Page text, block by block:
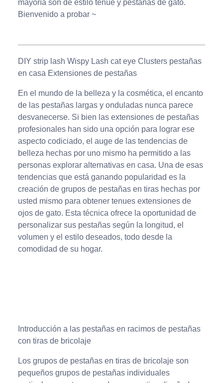
mayoría son de estilo tenue y pestañas de gato.
Bienvenido a probar ~
DIY strip lash Wispy Lash cat eye Clusters pestañas
en casa Extensiones de pestañas
En el mundo de la belleza y la cosmética, el encanto
de las pestañas largas y onduladas nunca parece
desvanecerse. Si bien las extensiones de pestañas
profesionales han sido una opción para lograr ese
aspecto codiciado, el auge de las tendencias de
belleza hechas por uno mismo ha permitido a las
personas explorar alternativas en casa. Una de esas
tendencias que está ganando popularidad es la
creación de grupos de pestañas en tiras hechas por
usted mismo para obtener tenues extensiones de
ojos de gato. Esta técnica ofrece la oportunidad de
personalizar sus pestañas según la longitud, el
volumen y el estilo deseados, todo desde la
comodidad de su hogar.
Introducción a las pestañas en racimos de pestañas
con tiras de bricolaje
Los grupos de pestañas en tiras de bricolaje son
pequeños grupos de pestañas individuales